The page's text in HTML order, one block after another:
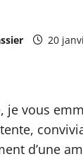
20
je vous
d’une